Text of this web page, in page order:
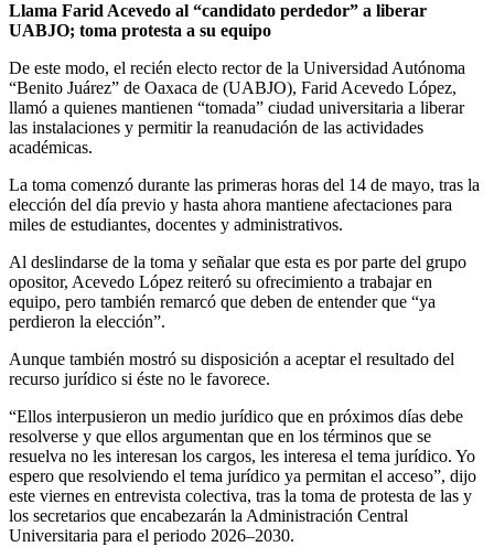
Llama Farid Acevedo al “candidato perdedor” a liberar
UABJO; toma protesta a su equipo
De este modo, el recién electo rector de la Universidad Autónoma
“Benito Juárez” de Oaxaca de (UABJO), Farid Acevedo López,
llamó a quienes mantienen “tomada” ciudad universitaria a liberar
las instalaciones y permitir la reanudación de las actividades
académicas.
La toma comenzó durante las primeras horas del 14 de mayo, tras la
elección del día previo y hasta ahora mantiene afectaciones para
miles de estudiantes, docentes y administrativos.
Al deslindarse de la toma y señalar que esta es por parte del grupo
opositor, Acevedo López reiteró su ofrecimiento a trabajar en
equipo, pero también remarcó que deben de entender que “ya
perdieron la elección”.
Aunque también mostró su disposición a aceptar el resultado del
recurso jurídico si éste no le favorece.
“Ellos interpusieron un medio jurídico que en próximos días debe
resolverse y que ellos argumentan que en los términos que se
resuelva no les interesan los cargos, les interesa el tema jurídico. Yo
espero que resolviendo el tema jurídico ya permitan el acceso”, dijo
este viernes en entrevista colectiva, tras la toma de protesta de las y
los secretarios que encabezarán la Administración Central
Universitaria para el periodo 2026–2030.